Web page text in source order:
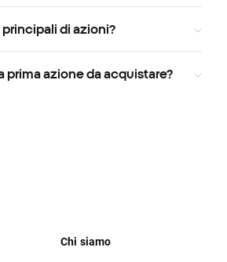
di azioni?
prima azione da acquistare?
Chi siamo